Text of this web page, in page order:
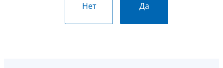
Нет Да